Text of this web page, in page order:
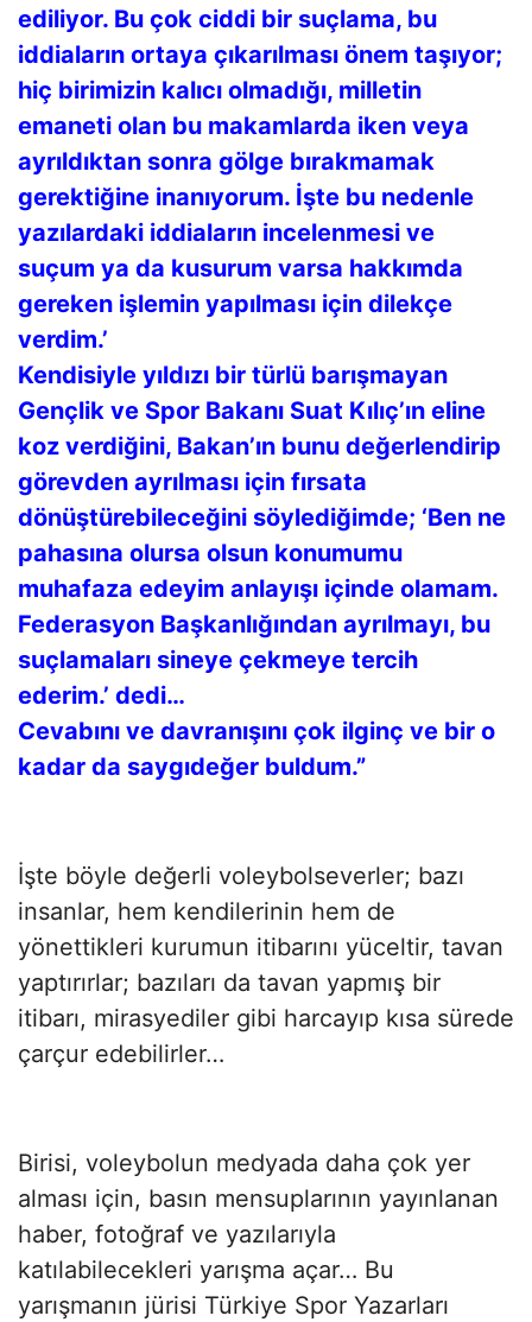
ediliyor. Bu çok ciddi bir suçlama, bu
iddiaların ortaya çıkarılması önem taşıyor;
hiç birimizin kalıcı olmadığı, milletin
emaneti olan bu makamlarda iken veya
ayrıldıktan sonra gölge bırakmamak
gerektiğine inanıyorum. İşte bu nedenle
yazılardaki iddiaların incelenmesi ve
suçum ya da kusurum varsa hakkımda
gereken işlemin yapılması için dilekçe
verdim.’
Kendisiyle yıldızı bir türlü barışmayan
Gençlik ve Spor Bakanı Suat Kılıç’ın eline
koz verdiğini, Bakan’ın bunu değerlendirip
görevden ayrılması için fırsata
dönüştürebileceğini söylediğimde; ‘Ben ne
pahasına olursa olsun konumumu
muhafaza edeyim anlayışı içinde olamam.
Federasyon Başkanlığından ayrılmayı, bu
suçlamaları sineye çekmeye tercih
ederim.’ dedi…
Cevabını ve davranışını çok ilginç ve bir o
kadar da saygıdeğer buldum.”
İşte böyle değerli voleybolseverler; bazı
insanlar, hem kendilerinin hem de
yönettikleri kurumun itibarını yüceltir, tavan
yaptırırlar; bazıları da tavan yapmış bir
itibarı, mirasyediler gibi harcayıp kısa sürede
çarçur edebilirler…
Birisi, voleybolun medyada daha çok yer
alması için, basın mensuplarının yayınlanan
haber, fotoğraf ve yazılarıyla
katılabilecekleri yarışma açar… Bu
yarışmanın jürisi Türkiye Spor Yazarları